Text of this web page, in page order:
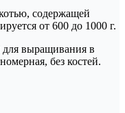
содержащей
от 600 до 1000 г.
для выращивания в
без костей.